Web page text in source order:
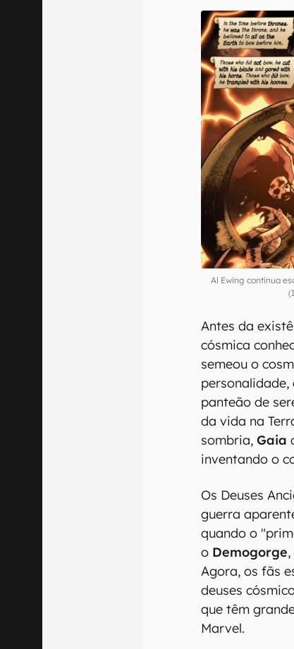
Al Ewing continua
Antes da
cósmica
semeou o
personalidade,
panteão de
da vida na
sombria,Gaia
inventando o
Os Deuses
guerra
quando o
o Demogorge
Agora, os fãs
deuses
que têm
Marvel.